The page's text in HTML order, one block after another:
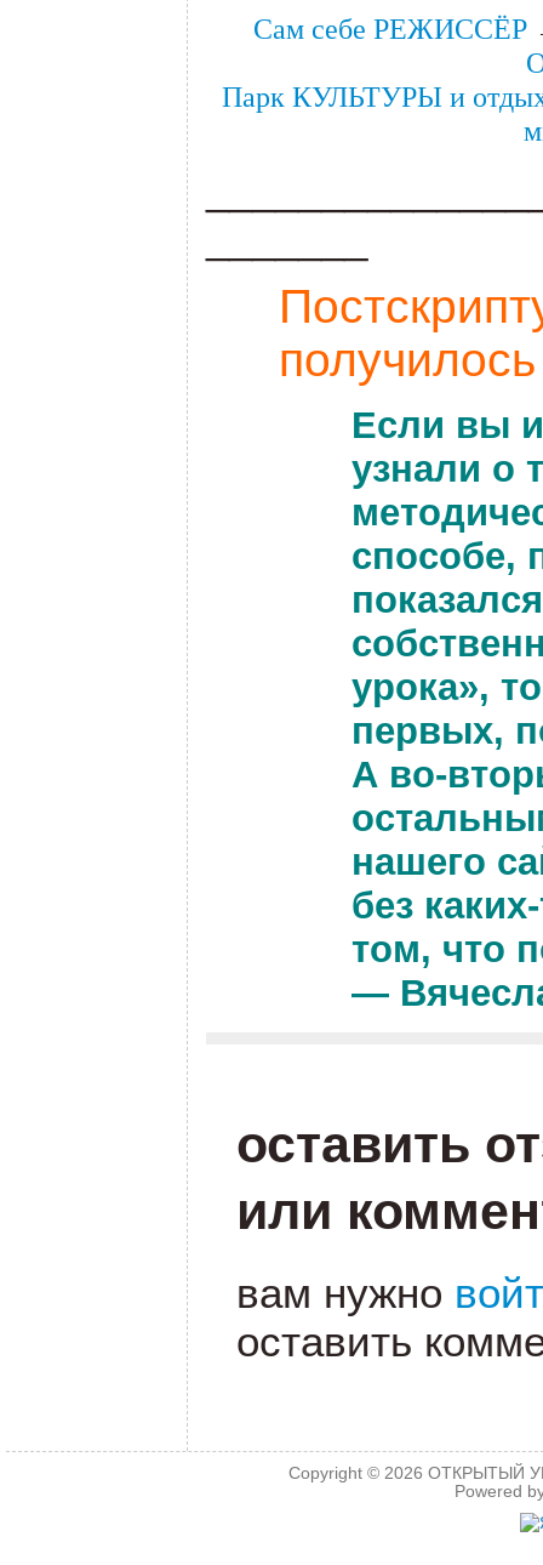
Сам себе РЕЖИССЁР
Парк КУЛЬТУРЫ и
Если вы
узнали о
способе,
урока»,
первых,
А во-
нашего
без
том, что
—
оставить
или
вам нужно
оставить
Copyright © 2026ОТКРЫТЫЙ
Powered